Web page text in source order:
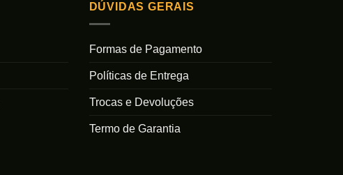
DÚVIDAS GERAIS
Formas de Pagamento
Políticas de Entrega
Trocas e Devoluções
Termo de Garantia